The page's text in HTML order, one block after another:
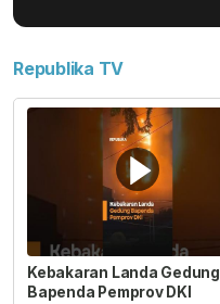
Republika TV
Kebakaran Landa Gedung
Bapenda Pemprov DKI